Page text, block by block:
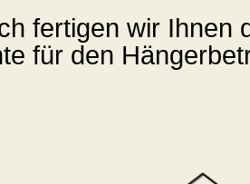
fertigen wir Ihnen
für den